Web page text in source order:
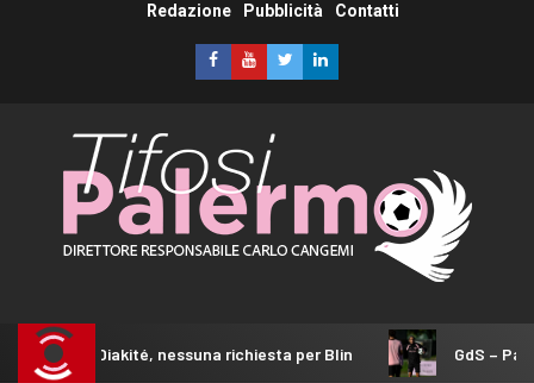
Redazione Pubblicità Contatti
nessuna richiesta per Blin GdS – Palermo, il 4-2-